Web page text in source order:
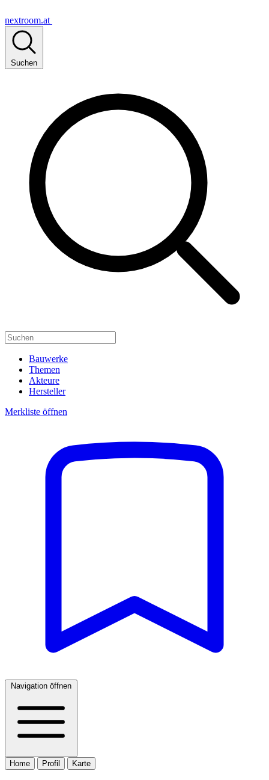
nextroom.at
Suchen
Bauwerke
Themen
Akteure
Hersteller
Merkliste öffnen
Navigation öffnen
Home Profil Karte